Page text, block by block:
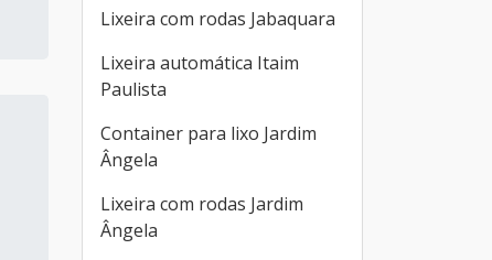
Lixeira com rodas Jabaquara
Lixeira automática Itaim
Paulista
Container para lixo Jardim
Ângela
Lixeira com rodas Jardim
Ângela